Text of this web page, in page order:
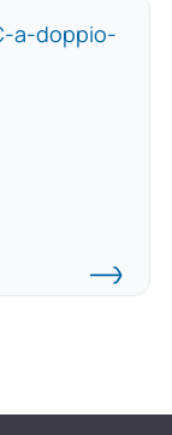
a-doppio-